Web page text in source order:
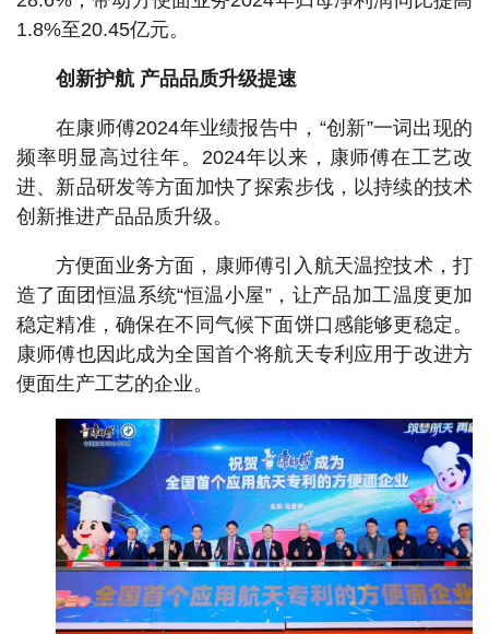
1.8%至20.45亿元。
创新护航 产品品质升级提速
在康师傅2024年业绩报告中，“创新”一词出现的
频率明显高过往年。2024年以来，康师傅在工艺改
进、新品研发等方面加快了探索步伐，以持续的技术
创新推进产品品质升级。
方便面业务方面，康师傅引入航天温控技术，打
造了面团恒温系统“恒温小屋”，让产品加工温度更加
稳定精准，确保在不同气候下面饼口感能够更稳定。
康师傅也因此成为全国首个将航天专利应用于改进方
便面生产工艺的企业。